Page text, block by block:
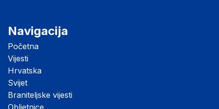
Navigacija
Početna
Vijesti
Hrvatska
Svijet
Braniteljske vijesti